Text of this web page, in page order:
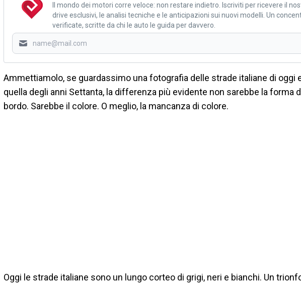
Il mondo dei motori corre veloce: non restare indietro. Iscriviti per ricevere il
drive esclusivi, le analisi tecniche e le anticipazioni sui nuovi modelli. Un
verificate, scritte da chi le auto le guida per davvero.
Ammettiamolo, se guardassimo una fotografia delle strade italiane di oggi
quella degli anni Settanta, la differenza più evidente non sarebbe la forma
bordo. Sarebbe il colore. O meglio, la mancanza di colore.
Oggi le strade italiane sono un lungo corteo di grigi, neri e bianchi. Un